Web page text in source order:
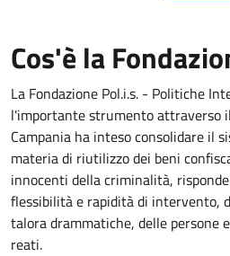
Cos'è la
La Fondazione Pol.i.s. - Politiche
l'importante strumento attraverso
Campania ha inteso consolidare il
materia di riutilizzo dei beni
innocenti della criminalità,
flessibilità e rapidità di intervento,
talora drammatiche, delle persone
reati.